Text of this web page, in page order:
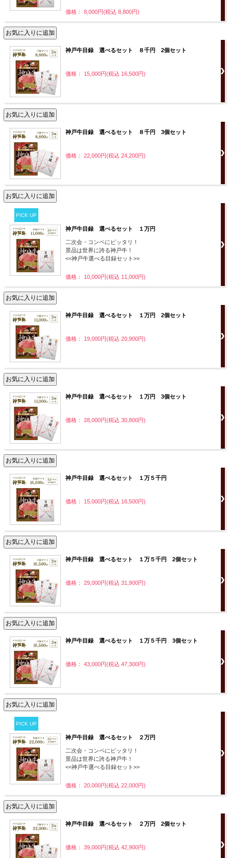
価格： 8,000円(税込 8,800円)
神戸牛目録 選べるセット ８千円 2個セット
価格： 15,000円(税込 16,500円)
神戸牛目録 選べるセット ８千円 3個セット
価格： 22,000円(税込 24,200円)
PICK UP
神戸牛目録 選べるセット １万円
二次会・コンペにピッタリ！
景品は世界に誇る神戸牛！
<<神戸牛選べる目録セット>>
価格： 10,000円(税込 11,000円)
神戸牛目録 選べるセット １万円 2個セット
価格： 19,000円(税込 20,900円)
神戸牛目録 選べるセット １万円 3個セット
価格： 28,000円(税込 30,800円)
神戸牛目録 選べるセット １万５千円
価格： 15,000円(税込 16,500円)
神戸牛目録 選べるセット １万５千円 2個セット
価格： 29,000円(税込 31,900円)
神戸牛目録 選べるセット １万５千円 3個セット
価格： 43,000円(税込 47,300円)
PICK UP
神戸牛目録 選べるセット ２万円
二次会・コンペにピッタリ！
景品は世界に誇る神戸牛！
<<神戸牛選べる目録セット>>
価格： 20,000円(税込 22,000円)
神戸牛目録 選べるセット ２万円 2個セット
価格： 39,000円(税込 42,900円)